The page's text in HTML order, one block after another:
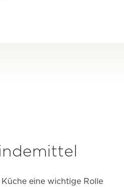
eine wichtige Rolle